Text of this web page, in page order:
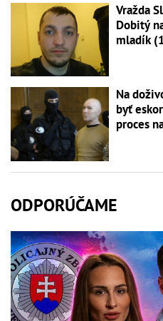
Vražda
Dobitý
mladík
Na
byť
proces
ODPORÚČAME